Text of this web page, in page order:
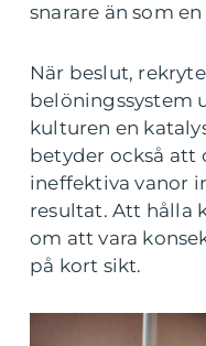
snarare än som
När beslut,
belöningssystem
kulturen en
betyder också att
ineffektiva vanor
resultat. Att hålla
om att vara
på kort sikt.